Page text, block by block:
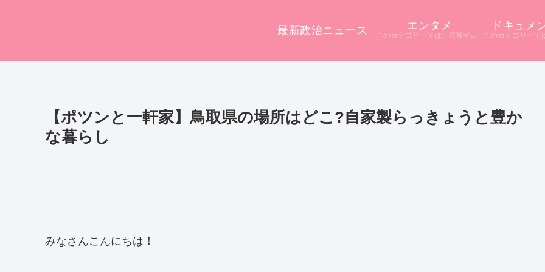
最新政治ニュース エンタメ
このカテゴリーでは、芸能やエンタメに関するニュースをまとめています。 テレビや配信サービス、SNSなど多様な情報源から話題をピックアップ。 ニュース記事だけでは分からない背景や疑問点を深掘りし、分かりやすく解説しています。
ドキュメ
【ポツンと一軒家】鳥取県の場所はどこ?自家製らっきょうと豊か
な暮らし
みなさんこんにちは！